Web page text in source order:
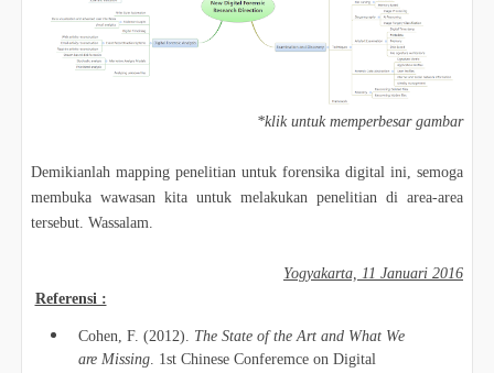
*klik untuk memperbesar gambar
Demikianlah mapping penelitian untuk forensika digital ini, semoga
membuka wawasan kita untuk melakukan penelitian di area-area
tersebut. Wassalam.
Yogyakarta, 11 Januari 2016
Referensi :
Cohen, F. (2012). The State of the Art and What We
are Missing. 1st Chinese Conferemce on Digital